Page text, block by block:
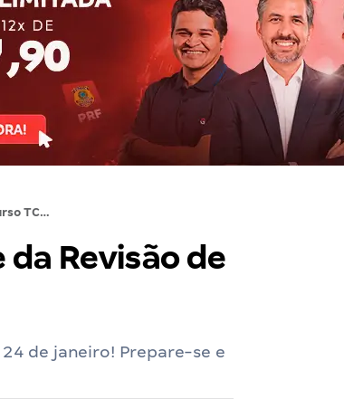
Concurso TCE MG: Participe da Revisão de Véspera!
da Revisão de
de janeiro! Prepare-se e